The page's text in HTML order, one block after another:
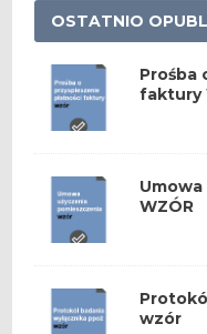
OSTATNIO
Prośba
faktury
WZÓR
wzór